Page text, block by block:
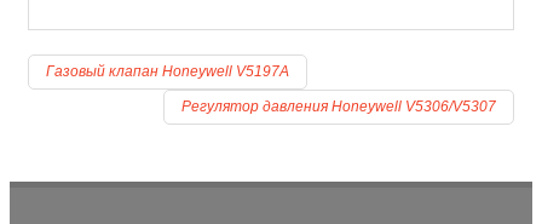
Газовый клапан Honeywell V5197A
Регулятор давления Honeywell V5306/V5307